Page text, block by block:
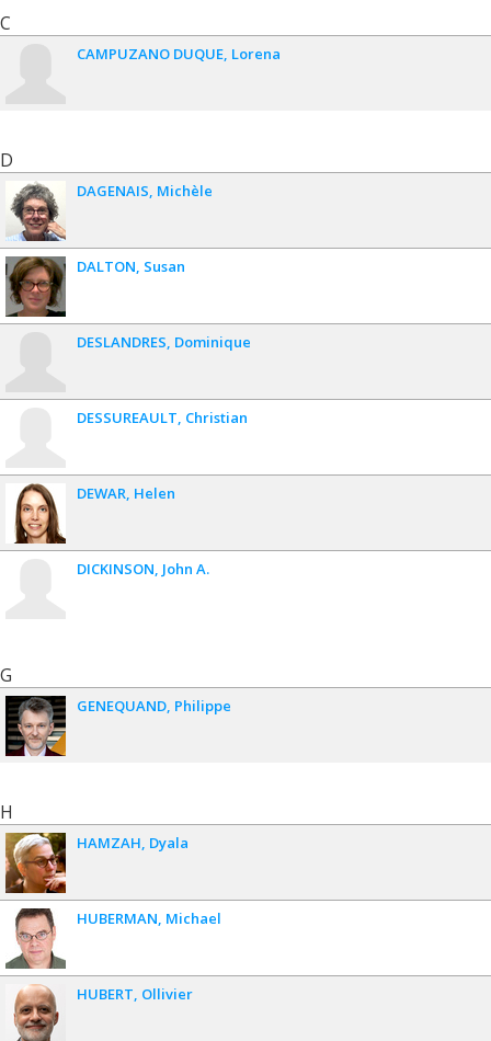
C
CAMPUZANO DUQUE Lorena
D
DAGENAIS Michèle
DALTON Susan
DESLANDRES Dominique
DESSUREAULT Christian
DEWAR Helen
DICKINSON John A.
G
GENEQUAND Philippe
H
HAMZAH Dyala
HUBERMAN Michael
HUBERT Ollivier